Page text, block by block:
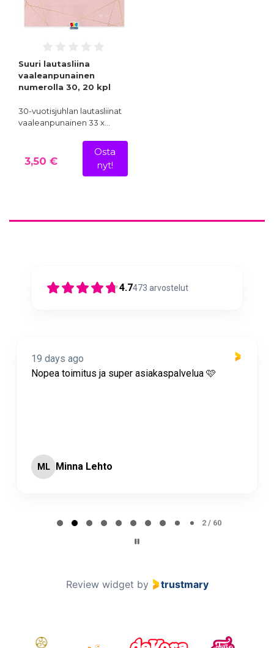
Suuri lautasliina
vaaleanpunainen
numerolla 30, 20 kpl
30-vuotisjuhlan lautasliinat
vaaleanpunainen 33 x…
3,50 €
Osta
nyt!
4.7473 arvostelut
19 days ago
Nopea toimitus ja super asiakaspalvelua 🩷
ML Minna Lehto
2 / 60
Review widget by trustmary